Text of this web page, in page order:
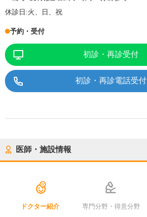
休診日:火、日、祝
予約・受付
初診・再診受付
初診・再診電話受付
医師・施設情報
ドクター紹介 専門分野・得意分野